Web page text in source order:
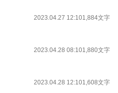
2023.04.27 12:101,884文字
2023.04.28 08:101,880文字
2023.04.28 12:101,608文字